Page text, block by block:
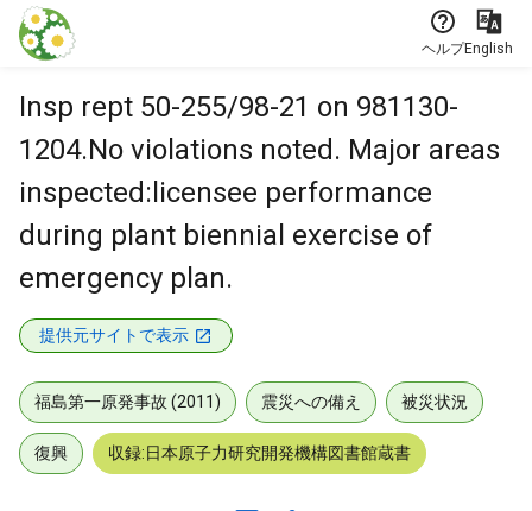
本文に飛ぶ
ヘルプEnglish
Insp rept 50-255/98-21 on 981130-
1204.No violations noted. Major areas
inspected:licensee performance
during plant biennial exercise of
emergency plan.
提供元サイトで表示
福島第一原発事故 (2011) 震災への備え 被災状況
復興 収録:日本原子力研究開発機構図書館蔵書